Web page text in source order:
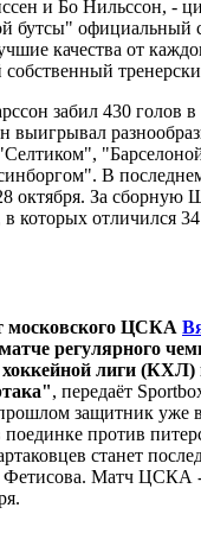
и Бо Нильссон, -
бутсы"
качества от
забил 430 голов
выигрывал
В
октября. За сборную
которых отличился 34
московского ЦСКА
регулярного
лиги (КХЛ)
, передаёт
защитник уже
поединке против
станет
Фетисова. Матч ЦСКА